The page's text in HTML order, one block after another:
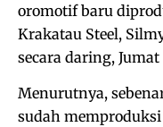
oromotif baru
Krakatau Steel,
secara daring, Jumat
Menurutnya,
sudah